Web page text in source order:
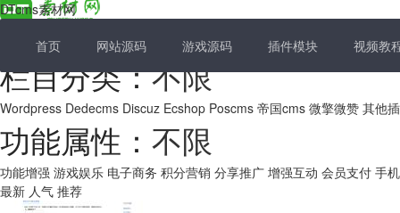
DTcms素材网
首页 网站源码 游戏源码 插件模块 视频教
栏目分类：不限
Wordpress Dedecms Discuz Ecshop Poscms 帝国cms 微擎微赞 其他
功能属性： 不限
功能增强 游戏娱乐 电子商务 积分营销 分享推广 增强互动 会员支付 手
最新 人气 推荐